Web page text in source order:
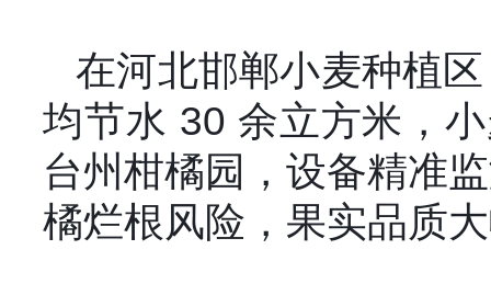
在河北邯郸小麦种植
均节水 30 余立方米，
台州柑橘园，设备精准
橘烂根风险，果实品质